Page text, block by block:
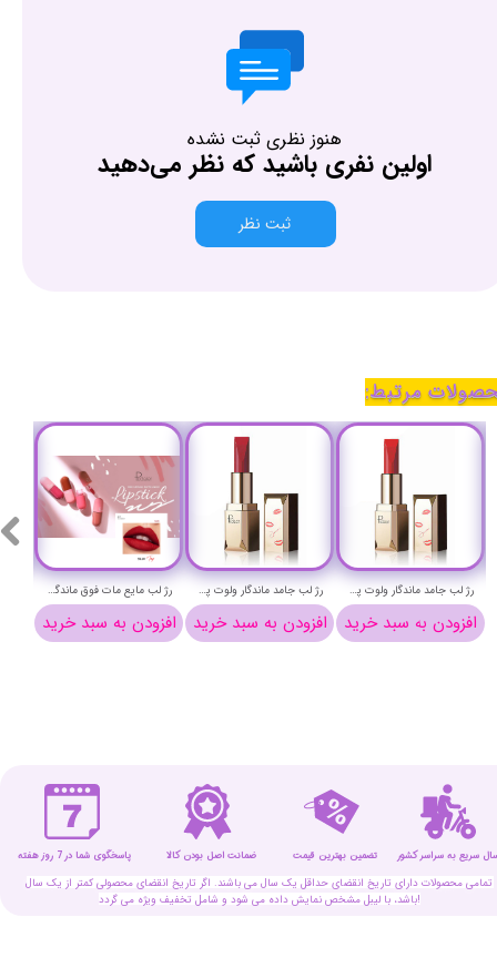
هنوز نظری ثبت نشده
اولین نفری باشید که نظر می‌دهید
ثبت نظر
رژ لب مایع مات فوق ماندگار کپسولی پودایر شماره 912 - Pudaier matte liquid pills lipstick
افزودن به سبد خرید
رژ لب جامد ماندگار ولوت پودایر شماره 14 - Pudaier velvet lip stick
افزودن به سبد خرید
رژ لب جامد ماندگار ولوت پودایر شماره 15 - Pudaier velvet lip stick
افزودن به سبد خرید
مرتبط:
تمامی محصولات دارای تاریخ انقضای حداقل یک سال می باشند. اگر تاریخ انقضای محصولی کمتر از یک سال
باشد، با لیبل مشخص نمایش داده می شود و شامل تخفیف ویژه می گردد!
ضمانت اصل بودن کالا تضمین بهترین قیمت پاسخگوی شما در 7 روز هفته سریع به سراسر کشور